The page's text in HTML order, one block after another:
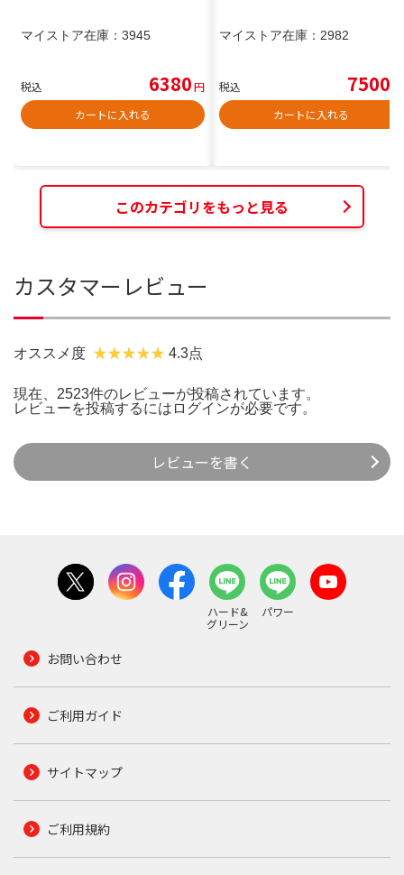
マイストア在庫： 3945
税込 6380円
カートに入れる
マイストア在庫： 2982
税込 7500
カートに入れる
このカテゴリをもっと見る
カスタマーレビュー
オススメ度 4.3点
現在、2523件のレビューが投稿されています。
レビューを投稿するには ログインが必要です。
レビューを書く
ハード&
グリーン
パワー
お問い合わせ
ご利用ガイド
サイトマップ
ご利用規約